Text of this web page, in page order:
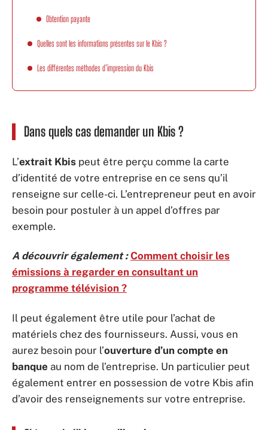
Obtention payante
Quelles sont les informations présentes sur le Kbis ?
Les différentes méthodes d’impression du Kbis
Dans quels cas demander un Kbis ?
L’extrait Kbis peut être perçu comme la carte
d’identité de votre entreprise en ce sens qu’il
renseigne sur celle-ci. L’entrepreneur peut en avoir
besoin pour postuler à un appel d’offres par
exemple.
A découvrir également : Comment choisir les
émissions à regarder en consultant un
programme télévision ?
Il peut également être utile pour l’achat de
matériels chez des fournisseurs. Aussi, vous en
aurez besoin pour l’ouverture d’un compte en
banque au nom de l’entreprise. Un particulier peut
également entrer en possession de votre Kbis afin
d’avoir des renseignements sur votre entreprise.